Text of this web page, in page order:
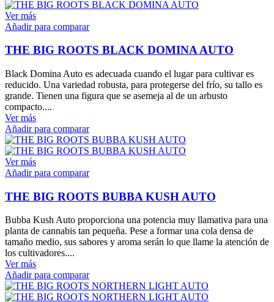
Ver más
Añadir para comparar
THE BIG ROOTS BLACK DOMINA AUTO
Black Domina Auto es adecuada cuando el lugar para cultivar es
reducido. Una variedad robusta, para protegerse del frío, su tallo es
grande. Tienen una figura que se asemeja al de un arbusto
compacto....
Ver más
Añadir para comparar
Ver más
Añadir para comparar
THE BIG ROOTS BUBBA KUSH AUTO
Bubba Kush Auto proporciona una potencia muy llamativa para una
planta de cannabis tan pequeña. Pese a formar una cola densa de
tamaño medio, sus sabores y aroma serán lo que llame la atención de
los cultivadores....
Ver más
Añadir para comparar